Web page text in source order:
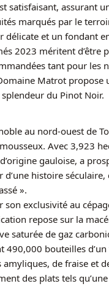
satisfaisant, assurant
marqués par le
et un fondant
2023 méritent d’être
tant pour les
Matrot propose
du Pinot Noir.
au nord-ouest de
Avec 3,923
gauloise, a
histoire
».
son exclusivité au
repose sur la
saturée de gaz
bouteilles
de fraise et
des plats tels